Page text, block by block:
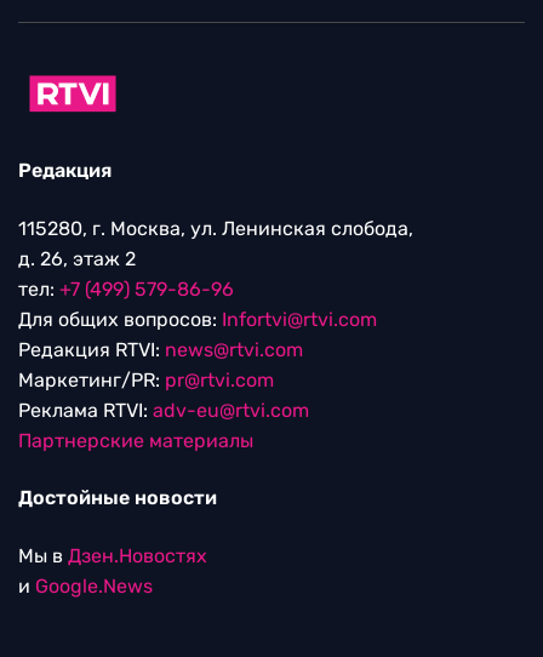
Редакция
115280, г. Москва, ул. Ленинская слобода,
д. 26, этаж 2
тел: +7 (499) 579-86-96
Для общих вопросов: Infortvi@rtvi.com
Редакция RTVI: news@rtvi.com
Маркетинг/PR: pr@rtvi.com
Реклама RTVI: adv-eu@rtvi.com
Партнерские материалы
Достойные новости
Мы в Дзен.Новостях
и Google.News